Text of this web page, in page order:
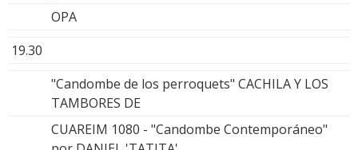
OPA
19.30
"Candombe de los perroquets" CACHILA Y LOS
TAMBORES DE
CUAREIM 1080 - "Candombe Contemporáneo"